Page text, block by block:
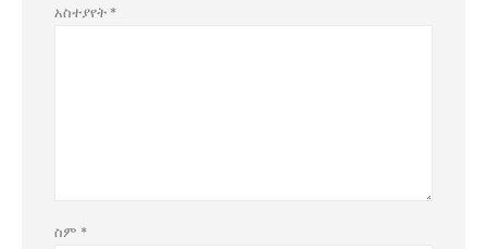
አስተያየት *
ስም *